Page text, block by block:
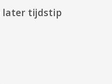
later tijdstip